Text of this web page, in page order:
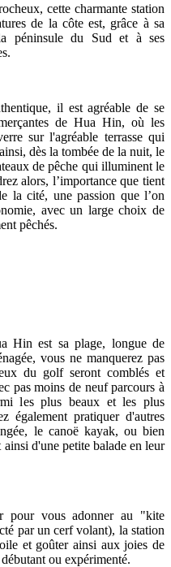
cette charmante station
de la côte est, grâce à sa
péninsule du Sud et à ses
il est agréable de se
de Hua Hin, où les
sur l'agréable terrasse qui
dès la tombée de la nuit, le
de pêche qui illuminent le
alors, l’importance que tient
la cité, une passion que l’on
avec un large choix de
pêchés.
Hin est sa plage, longue de
vous ne manquerez pas
du golf seront comblés et
pas moins de neuf parcours à
les plus beaux et les plus
également pratiquer d'autres
le canoë kayak, ou bien
d'une petite balade en leur
pour vous adonner au "kite
par un cerf volant), la station
et goûter ainsi aux joies de
ou expérimenté.